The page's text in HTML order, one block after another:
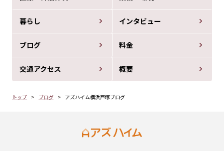
暮らし インタビュー
ブログ 料金
交通アクセス 概要
トップ ブログ アズハイム横浜戸塚ブログ